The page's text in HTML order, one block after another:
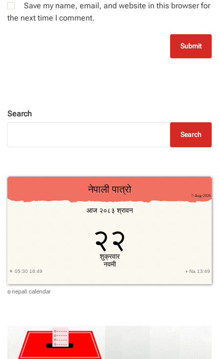
Save my name, email, and website in this browser for
the next time I comment.
Search
Search
© nepali calendar